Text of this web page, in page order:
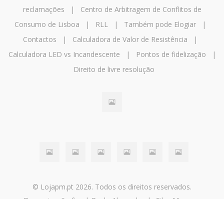
reclamações | Centro de Arbitragem de Conflitos de
Consumo de Lisboa | RLL| Também pode Elogiar|
Contactos | Calculadora de Valor de Resistência |
Calculadora LED vs Incandescente | Pontos de fidelização |
Direito de livre resolução
© Lojapm.pt 2026. Todos os direitos reservados.